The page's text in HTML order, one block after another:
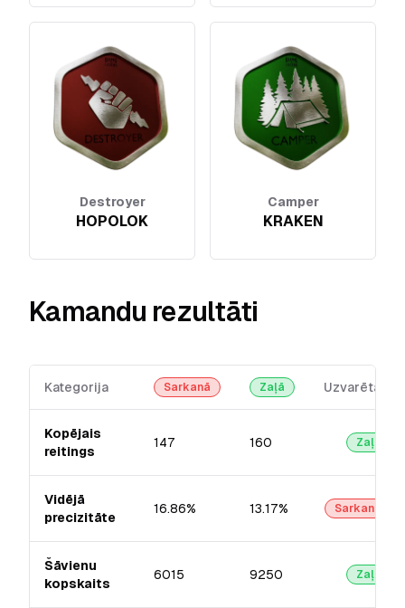
Destroyer
HOPOLOK
Camper
KRAKEN
Kamandu rezultāti
Kategorija Sarkanā Zaļā Uzvarētājs
Kopējais
reitings
147 160 Zaļā
Vidējā
precizitāte
16.86% 13.17% Sarkanā
Šāvienu
kopskaits
6015 9250 Zaļā